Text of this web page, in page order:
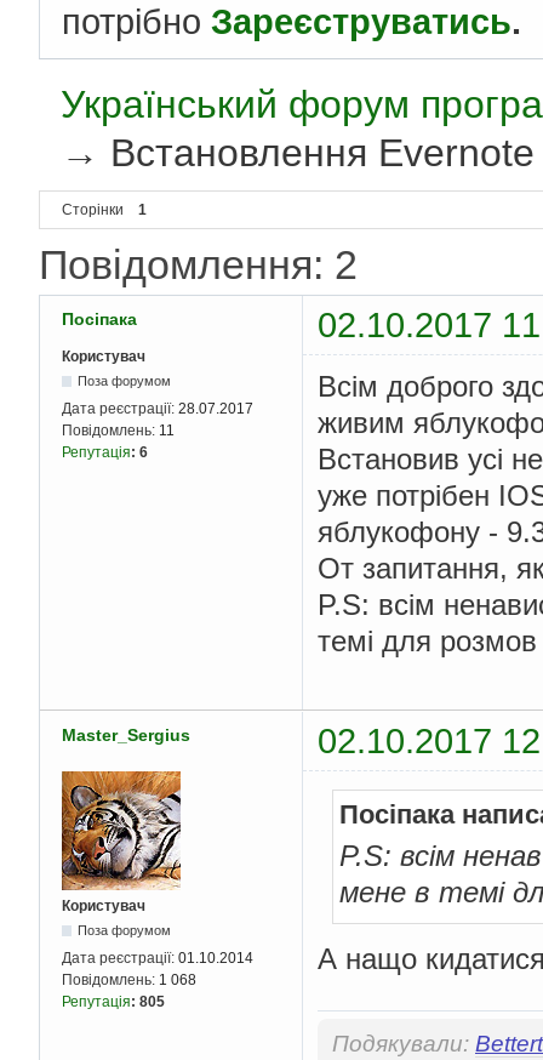
потрібно Зареєструватись.
Український форум
→ Встановлення
Сторінки 1
Повідомлення: 2
Посіпака 02.10.2017
Користувач
Поза форумом
Дата реєстрації: 28.07.2017
Повідомлень: 11
Репутація: 6
Всім доброго
живим
Встановив усі
уже потрібен
яблукофону -
От запитання,
P.S: всім
темі для
Master_Sergius 02.10.2017
Користувач
Поза форумом
Дата реєстрації: 01.10.2014
Повідомлень: 1 068
Репутація: 805
Посіпака
P.S: всім
мене в темі
А нащо
Подякували: